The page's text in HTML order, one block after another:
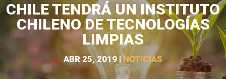
CHILE TENDRÁ UN INSTITUTO
CHILENO DE TECNOLOGÍAS
LIMPIAS
ABR 25, 2019|NOTICIAS